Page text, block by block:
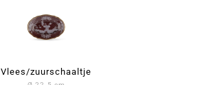
Vlees/zuurschaaltje